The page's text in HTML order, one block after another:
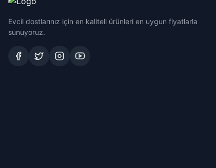
Evcil dostlarınız için en kaliteli ürünleri en uygun fiyatlarla
sunuyoruz.